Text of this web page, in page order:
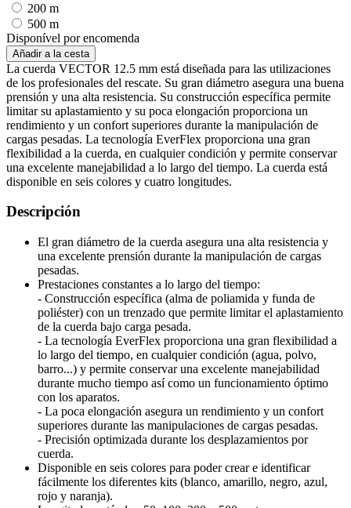
200 m
500 m
Disponível por encomenda
La cuerda VECTOR 12.5 mm está diseñada para las utilizaciones
de los profesionales del rescate. Su gran diámetro asegura una buena
prensión y una alta resistencia. Su construcción específica permite
limitar su aplastamiento y su poca elongación proporciona un
rendimiento y un confort superiores durante la manipulación de
cargas pesadas. La tecnología EverFlex proporciona una gran
flexibilidad a la cuerda, en cualquier condición y permite conservar
una excelente manejabilidad a lo largo del tiempo. La cuerda está
disponible en seis colores y cuatro longitudes.
Descripción
El gran diámetro de la cuerda asegura una alta resistencia y
una excelente prensión durante la manipulación de cargas
pesadas.
Prestaciones constantes a lo largo del tiempo:
- Construcción específica (alma de poliamida y funda de
poliéster) con un trenzado que permite limitar el aplastamiento
de la cuerda bajo carga pesada.
- La tecnología EverFlex proporciona una gran flexibilidad a
lo largo del tiempo, en cualquier condición (agua, polvo,
barro...) y permite conservar una excelente manejabilidad
durante mucho tiempo así como un funcionamiento óptimo
con los aparatos.
- La poca elongación asegura un rendimiento y un confort
superiores durante las manipulaciones de cargas pesadas.
- Precisión optimizada durante los desplazamientos por
cuerda.
Disponible en seis colores para poder crear e identificar
fácilmente los diferentes kits (blanco, amarillo, negro, azul,
rojo y naranja).